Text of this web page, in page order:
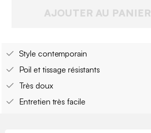
AJOUTER AU PANIER
Style contemporain
Poil et tissage résistants
Très doux
Entretien très facile